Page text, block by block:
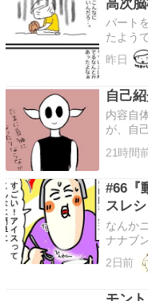
パート
たよう
その日
と、ち
があま
息。 な
昨日
自己
内容自
が、自
ランキ
ます！
21時間
#66『
スレシ
なんか
ナナブ
一回ぶ
明日の
2日前